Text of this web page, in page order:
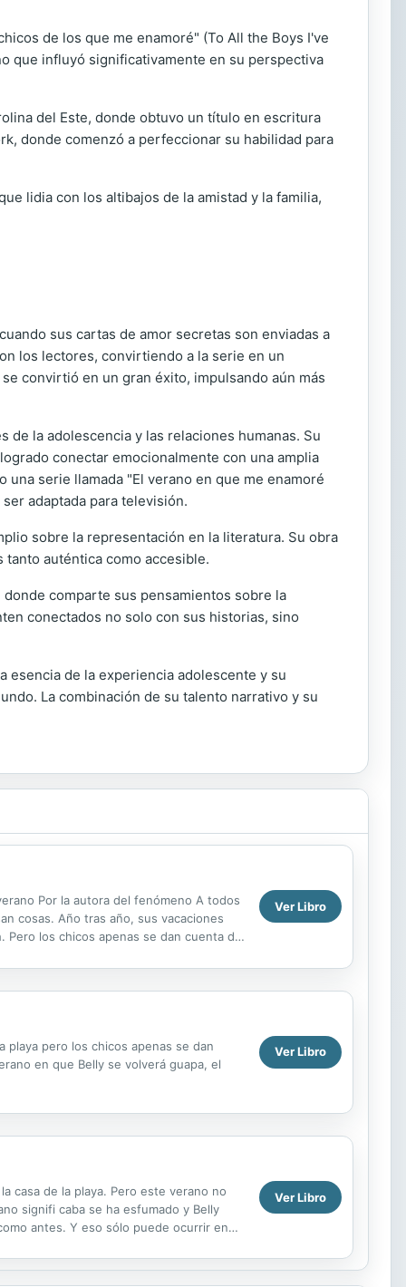
de los que me enamoré" (To All the Boys I've
que influyó significativamente en su perspectiva
del Este, donde obtuvo un título en escritura
donde comenzó a perfeccionar su habilidad para
lidia con los altibajos de la amistad y la familia,
sus cartas de amor secretas son enviadas a
los lectores, convirtiendo a la serie en un
convirtió en un gran éxito, impulsando aún más
la adolescencia y las relaciones humanas. Su
conectar emocionalmente con una amplia
serie llamada "El verano en que me enamoré
adaptada para televisión.
sobre la representación en la literatura. Su obra
auténtica como accesible.
comparte sus pensamientos sobre la
conectados no solo con sus historias, sino
esencia de la experiencia adolescente y su
La combinación de su talento narrativo y su
Por la autora del fenómeno A todos
cosas. Año tras año, sus vacaciones
Pero los chicos apenas se dan cuenta de
Ver Libro
playa pero los chicos apenas se dan
en que Belly se volverá guapa, el
Ver Libro
casa de la playa. Pero este verano no
signifi caba se ha esfumado y Belly
antes. Y eso sólo puede ocurrir en
Ver Libro